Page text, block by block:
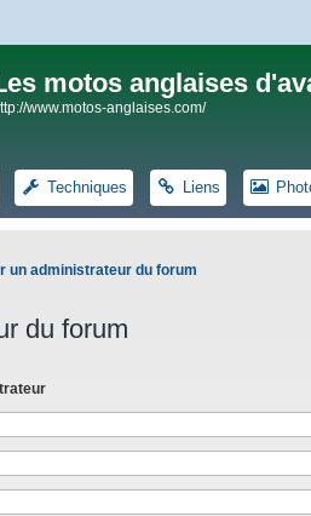
motos anglaises
www.motos-anglaises.com/
Techniques Liens
un administrateur du forum
du forum